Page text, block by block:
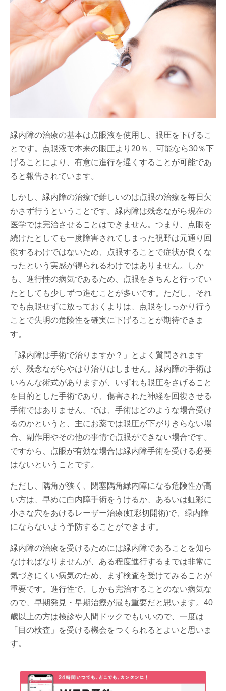
緑内障の治療の基本は点眼液を使用し、眼圧を下げるこ
とです。点眼液で本来の眼圧より20％、可能なら30％下
げることにより、有意に進行を遅くすることが可能であ
ると報告されています。
しかし、緑内障の治療で難しいのは点眼の治療を毎日欠
かさず行うということです。緑内障は残念ながら現在の
医学では完治させることはできません。つまり、点眼を
続けたとしても一度障害されてしまった視野は元通り回
復するわけではないため、点眼することで症状が良くな
ったという実感が得られるわけではありません。しか
も、進行性の病気であるため、点眼をきちんと行ってい
たとしても少しずつ進むことが多いです。ただし、それ
でも点眼せずに放っておくよりは、点眼をしっかり行う
ことで失明の危険性を確実に下げることが期待できま
す。
「緑内障は手術で治りますか？」とよく質問されます
が、残念ながらやはり治りはしません。緑内障の手術は
いろんな術式がありますが、いずれも眼圧をさげること
を目的とした手術であり、傷害された神経を回復させる
手術ではありません。では、手術はどのような場合受け
るのかというと、主にお薬では眼圧が下がりきらない場
合、副作用やその他の事情で点眼ができない場合です。
ですから、点眼が有効な場合は緑内障手術を受ける必要
はないということです。
ただし、隅角が狭く、閉塞隅角緑内障になる危険性が高
い方は、早めに白内障手術をうけるか、あるいは虹彩に
小さな穴をあけるレーザー治療(虹彩切開術)で、緑内障
にならないよう予防することができます。
緑内障の治療を受けるためには緑内障であることを知ら
なければなりませんが、ある程度進行するまでは非常に
気づきにくい病気のため、まず検査を受けてみることが
重要です。進行性で、しかも完治することのない病気な
ので、早期発見・早期治療が最も重要だと思います。40
歳以上の方は検診や人間ドックでもいいので、一度は
「目の検査」を受ける機会をつくられるとよいと思いま
す。